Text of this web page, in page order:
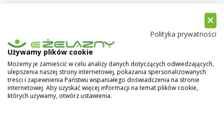
PLUM Moduł B ver. RTD ecoMAX800S2
800,00 zł 1 120,00 zł
Polityka prywatności
Używamy plików cookie
Możemy je zamieścić w celu analizy danych dotyczących odwiedzających,
ulepszenia naszej strony internetowej, pokazania spersonalizowanych
treści i zapewnienia Państwu wspaniałego doświadczenia na stronie
internetowej. Aby uzyskać więcej informacji na temat plików cookie,
których używamy, otwórz ustawienia.